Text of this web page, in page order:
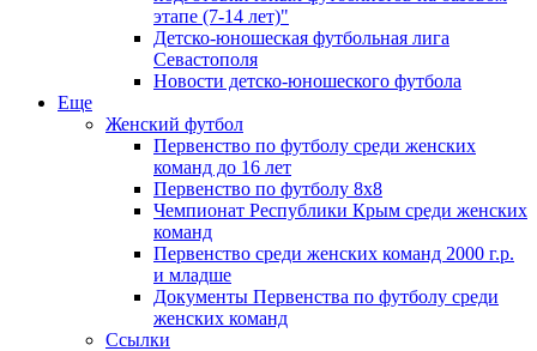
этапе (7-14 лет)"
Детско-юношеская футбольная лига
Севастополя
Новости детско-юношеского футбола
Еще
Женский футбол
Первенство по футболу среди женских
команд до 16 лет
Первенство по футболу 8х8
Чемпионат Республики Крым среди женских
команд
Первенство среди женских команд 2000 г.р.
и младше
Документы Первенства по футболу среди
женских команд
Ссылки